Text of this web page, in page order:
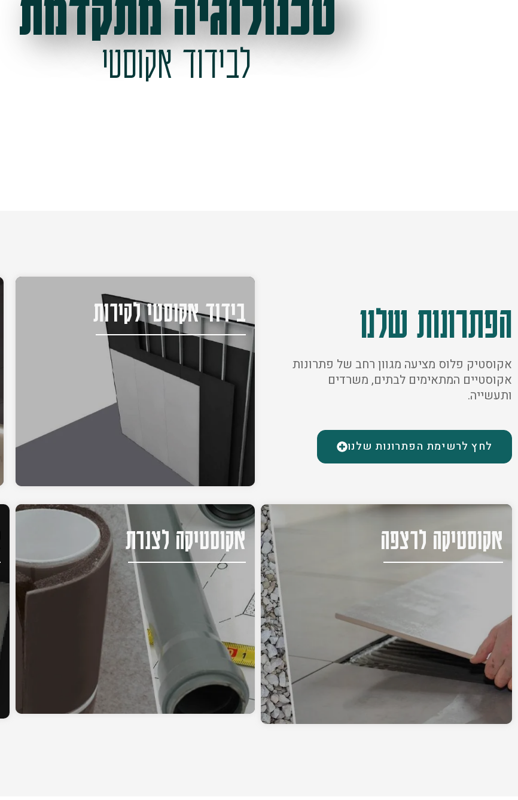
טכנולוגיה מתקדמת
לבידוד אקוסטי
הפתרונות שלנו
אקוסטיק פלוס מציעה מגוון רחב של פתרונות
אקוסטיים המתאימים לבתים, משרדים
ותעשייה.
לחץ לרשימת הפתרונות שלנו
בידוד אקוסטי לקירות
אקוסטיקה לרצפה אקוסטיקה לצנרת